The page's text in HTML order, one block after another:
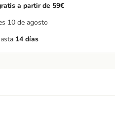
a partir de 59€
10 de agosto
14 días